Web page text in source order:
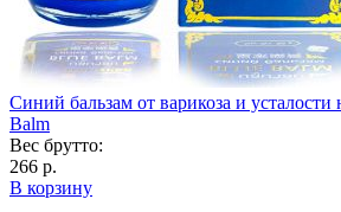
Синий бальзам от варикоза и
Balm
Вес брутто:
266 р.
В корзину